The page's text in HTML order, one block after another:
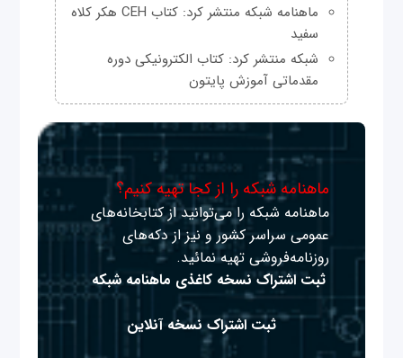
ماهنامه شبکه منتشر کرد: کتاب CEH هکر کلاه
سفید
شبکه منتشر کرد: کتاب الکترونیکی دوره
مقدماتی آموزش پایتون
ماهنامه شبکه را از کجا تهیه کنیم؟
ماهنامه شبکه را می‌توانید از کتابخانه‌های
عمومی سراسر کشور و نیز از دکه‌های
روزنامه‌فروشی تهیه نمائید.
ثبت اشتراک نسخه کاغذی ماهنامه شبکه
ثبت اشتراک نسخه آنلاین